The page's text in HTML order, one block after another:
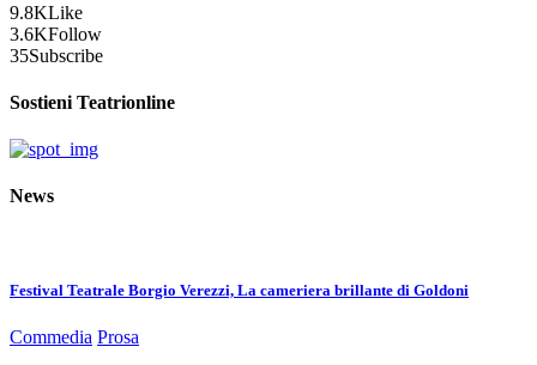
9.8KLike
3.6KFollow
35Subscribe
Sostieni Teatrionline
News
Festival Teatrale Borgio Verezzi, La cameriera brillante di Goldoni
Commedia Prosa